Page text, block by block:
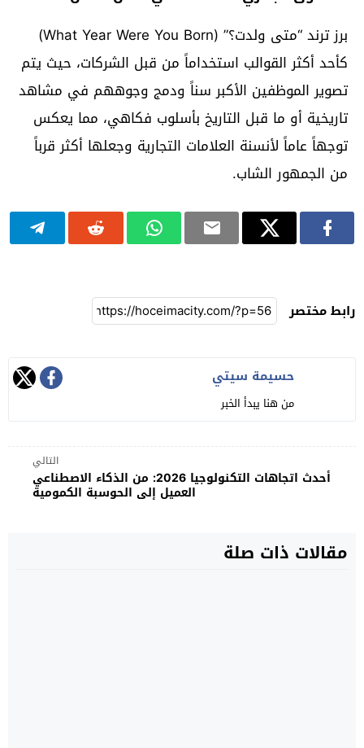
برز ترند “متى ولدت؟” (What Year Were You Born)
كأحد أكثر القوالب استخداماً من قبل الشركات، حيث يتم
تصوير الموظفين الأكبر سناً ودمج وجوههم في مشاهد
تاريخية أو ما قبل التاريخ بأسلوب فكاهي، مما يعكس
توجهاً عاماً لأنسنة العلامات التجارية وجعلها أكثر قرباً
من الجمهور الشاب.
رابط مختصر
حسيمة سيتي
من هنا يبدأ الخبر
التالي
أحدث اتجاهات التكنولوجيا 2026: من الذكاء الاصطناعي
العميل إلى الحوسبة الكمومية
مقالات ذات صلة